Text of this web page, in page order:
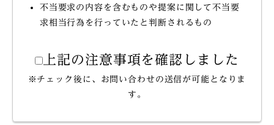
不当要求の内容を含むものや提案に関して不当要
求相当行為を行っていたと判断されるもの
上記の注意事項を確認しました
※チェック後に、お問い合わせの送信が可能となりま
す。